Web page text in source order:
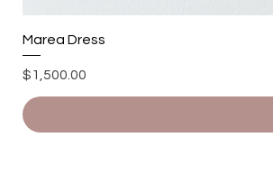
Marea Dress
Precio
$1,500.00